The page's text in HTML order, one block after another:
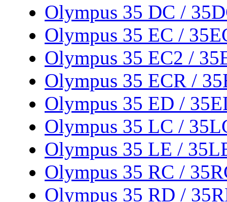
Olympus 35 DC /
Olympus 35 EC /
Olympus 35 EC2 /
Olympus 35 ECR /
Olympus 35 ED /
Olympus 35 LC /
Olympus 35 LE /
Olympus 35 RC /
Olympus 35 RD /